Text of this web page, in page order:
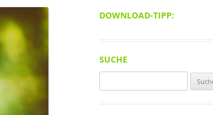
DOWNLOAD-TIPP:
SUCHE
nach: